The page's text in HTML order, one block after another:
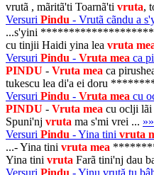
vrutã , mãritã'ti Toarnã'ti vruta,
Versuri Pindu - Vrutã cãndu a
...s'yini
cu tinjii Haidi yina lea vruta
Versuri Pindu - Vruta mea ca
PINDU - Vruta mea ca
tukescu lea di'a ei doru
Versuri Pindu - Vruta mea cu
PINDU - Vruta mea cu oclji
Spuni'nj vruta ma s'mi vrei ... »»
Versuri Pindu - Yina tini vruta
...- Yina tini vruta mea
Yina tini vruta Farã tini'nj dau
Versuri Pindu - Yinu vrută tu